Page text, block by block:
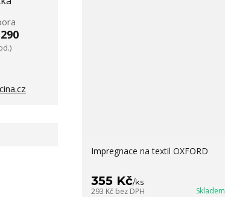
Impregnace na textil OXFORD
355 Kč/ks
293 Kč bez DPH Skladem